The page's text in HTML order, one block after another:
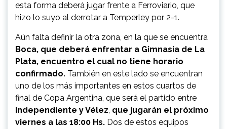
esta forma deberá jugar frente a Ferroviario, que
hizo lo suyo al derrotar a Temperley por 2-1.
Aún falta definir la otra zona, en la que se encuentra
Boca, que deberá enfrentar a Gimnasia de La
Plata, encuentro el cual no tiene horario
confirmado. También en este lado se encuentran
uno de los más importantes en estos cuartos de
final de Copa Argentina, que será el partido entre
Independiente y Vélez, que jugarán el próximo
viernes a las 18:00 Hs. Dos de estos equipos